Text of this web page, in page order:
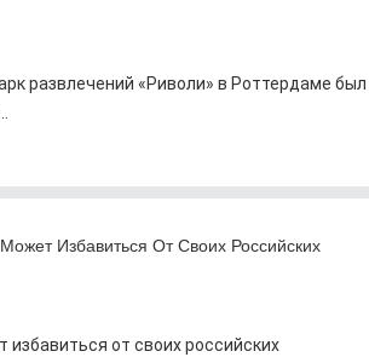
развлечений «Риволи» в Роттердаме был
Избавиться От Своих Российских
избавиться от своих российских